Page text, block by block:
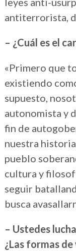
antiterrorista,
– ¿Cuál es el
«Primero que
existiendo
supuesto,
autonomista y
fin de
nuestra
pueblo
cultura y
seguir
busca
– Ustedes
¿Las formas